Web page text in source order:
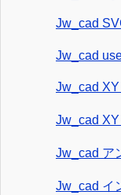
Jw_cad
Jw_cad
Jw_cad XY
Jw_cad
Jw_cad ア
Jw_cad イ